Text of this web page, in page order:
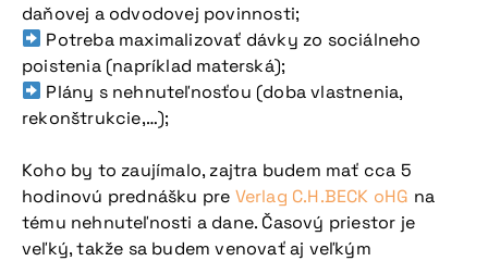
daňovej a odvodovej povinnosti;
Potreba maximalizovať dávky zo sociálneho
poistenia (napríklad materská);
Plány s nehnuteľnosťou (doba vlastnenia,
rekonštrukcie,…);
Koho by to zaujímalo, zajtra budem mať cca 5
hodinovú prednášku pre Verlag C.H.BECK oHG na
tému nehnuteľnosti a dane. Časový priestor je
veľký, takže sa budem venovať aj veľkým